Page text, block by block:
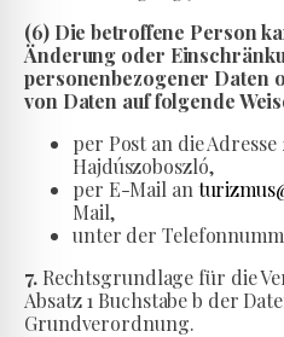
(6) Die betroffene Person
Änderung oder
personenbezogener Daten
von Daten auf folgende
per Post an die Adresse
Hajdúszoboszló,
per E-Mail an
Mail,
unter der
7.Rechtsgrundlage für die
Absatz 1 Buchstabe b der
Grundverordnung.